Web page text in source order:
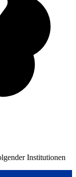
Institutionen